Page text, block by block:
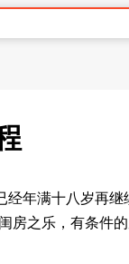
年满十八岁再
房之乐，有条件